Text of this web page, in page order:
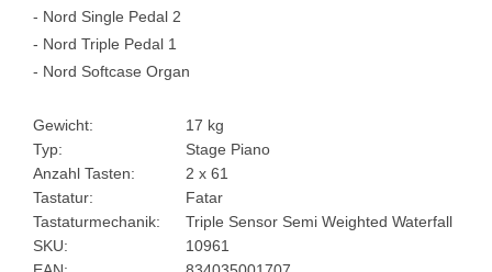
- Nord Single Pedal 2
- Nord Triple Pedal 1
- Nord Softcase Organ
Gewicht:
17 kg
Typ:
Stage Piano
Anzahl Tasten:
2 x 61
Tastatur:
Fatar
Tastaturmechanik:
Triple Sensor Semi Weighted Waterfall
SKU:
10961